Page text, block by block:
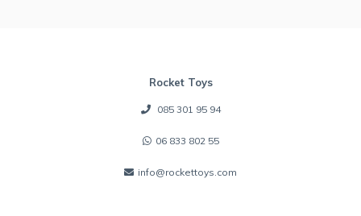
Rocket Toys
085 301 95 94
06 833 802 55
info@rockettoys.com